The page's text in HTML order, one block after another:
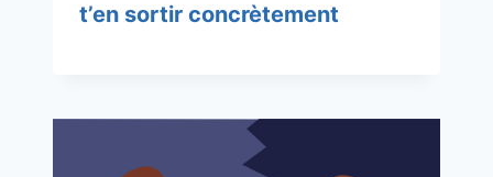
t’en sortir concrètement